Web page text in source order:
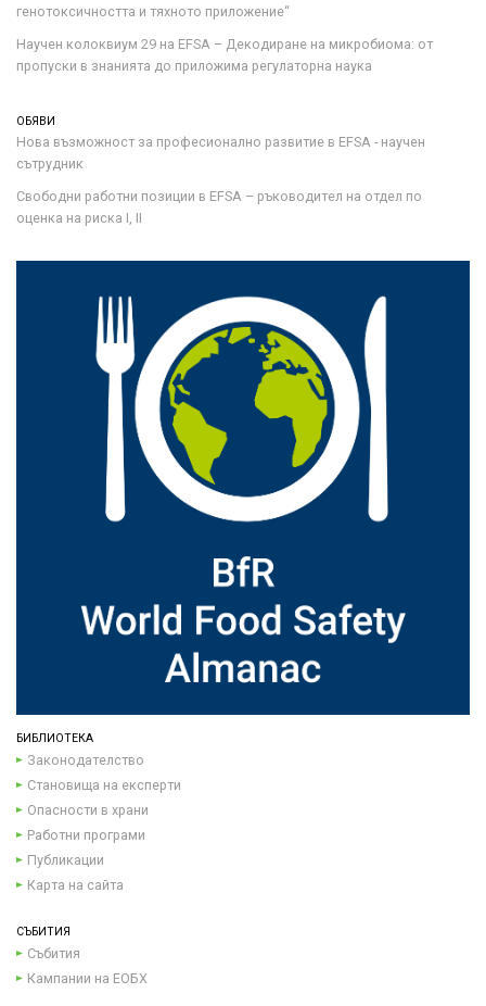
генотоксичността и тяхното приложение“
Научен колоквиум 29 на EFSA – Декодиране на микробиома: от
пропуски в знанията до приложима регулаторна наука
ОБЯВИ
Нова възможност за професионално развитие в EFSA - научен
сътрудник
Свободни работни позиции в EFSA – ръководител на отдел по
оценка на риска I, II
БИБЛИОТЕКА
Законодателство
Становища на експерти
Опасности в храни
Работни програми
Публикации
Карта на сайта
СЪБИТИЯ
Събития
Кампании на ЕОБХ